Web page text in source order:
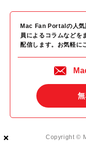
×
×
×
Mac Fan Portalの人気
員によるコラムなどを
配信します。お気軽に
Copyright ©